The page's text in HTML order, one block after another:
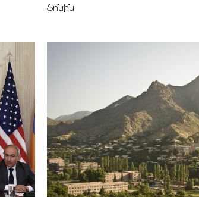
ֆոնին